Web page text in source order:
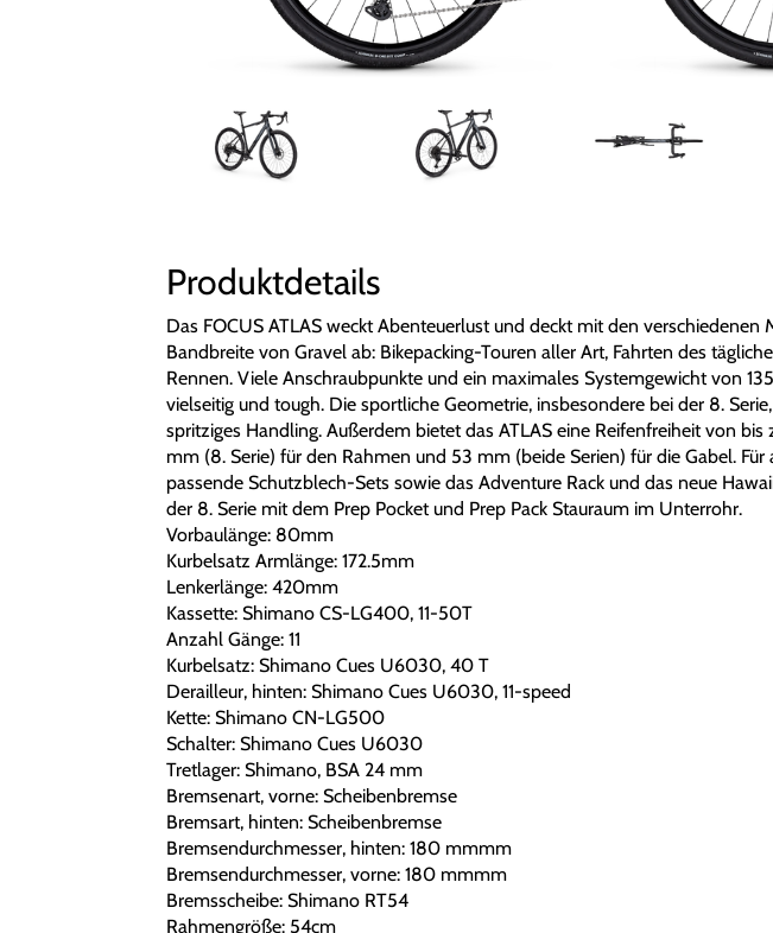
Produktdetails
Das FOCUS ATLAS weckt Abenteuerlust und deckt mit den verschiedenen
Bandbreite von Gravel ab: Bikepacking-Touren aller Art, Fahrten des
Rennen. Viele Anschraubpunkte und ein maximales Systemgewicht von
vielseitig und tough. Die sportliche Geometrie, insbesondere bei der 8.
spritziges Handling. Außerdem bietet das ATLAS eine Reifenfreiheit von
mm (8. Serie) für den Rahmen und 53 mm (beide Serien) für die Gabel.
passende Schutzblech-Sets sowie das Adventure Rack und das neue
der 8. Serie mit dem Prep Pocket und Prep Pack Stauraum im Unterrohr.
Vorbaulänge: 80mm
Kurbelsatz Armlänge: 172.5mm
Lenkerlänge: 420mm
Kassette: Shimano CS-LG400, 11-50T
Anzahl Gänge: 11
Kurbelsatz: Shimano Cues U6030, 40 T
Derailleur, hinten: Shimano Cues U6030, 11-speed
Kette: Shimano CN-LG500
Schalter: Shimano Cues U6030
Tretlager: Shimano, BSA 24 mm
Bremsenart, vorne: Scheibenbremse
Bremsart, hinten: Scheibenbremse
Bremsendurchmesser, hinten: 180 mmmm
Bremsendurchmesser, vorne: 180 mmmm
Bremsscheibe: Shimano RT54
Rahmengröße: 54cm